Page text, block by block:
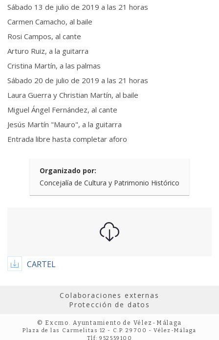
Sábado 13 de julio de 2019 a las 21 horas
Carmen Camacho, al baile
Rosi Campos, al cante
Arturo Ruiz, a la guitarra
Cristina Martín, a las palmas
Sábado 20 de julio de 2019 a las 21 horas
Laura Guerra y Christian Martín, al baile
Miguel Ángel Fernández, al cante
Jesús Martín "Mauro", a la guitarra
Entrada libre hasta completar aforo
Organizado por:
Concejalía de Cultura y Patrimonio Histórico
CARTEL
Colaboraciones externas
Protección de datos
© Excmo. Ayuntamiento de Vélez-Málaga
Plaza de las Carmelitas 12 - C.P. 29700 - Vélez-Málaga
Tlf: 952559100